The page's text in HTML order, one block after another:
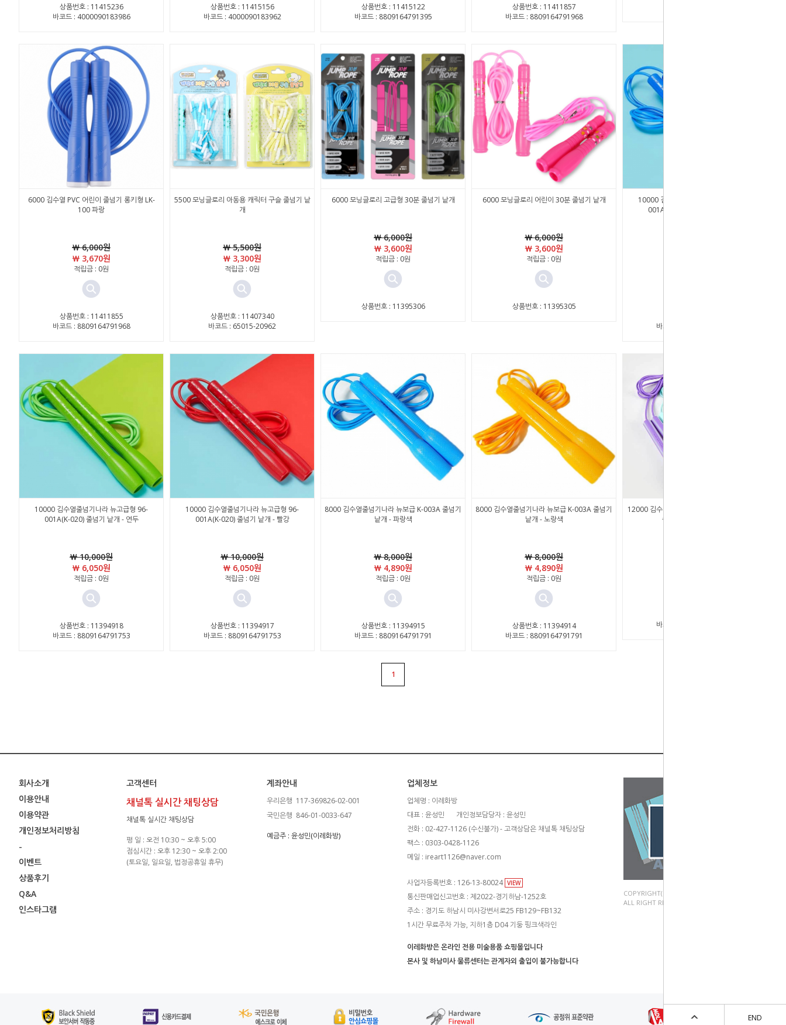
END
상품번호 : 11415236
바코드 : 4000090183986
상품번호 : 11415156
바코드 : 4000090183962
상품번호 : 11415122
바코드 : 8809164791395
상품번호 : 11411857
바코드 : 8809164791968
6000 김수열 PVC 어린이 줄넘기 롱키형 LK-
100 파랑
￦ 6,000원
￦ 3,670원
적립금 : 0원
상품번호 : 11411855
바코드 : 8809164791968
5500 모닝글로리 아동용 캐릭터 구슬 줄넘기 낱
개
￦ 5,500원
￦ 3,300원
적립금 : 0원
상품번호 : 11407340
바코드 : 65015-20962
6000 모닝글로리 고급형 30분 줄넘기 낱개
￦ 6,000원
￦ 3,600원
적립금 : 0원
상품번호 : 11395306
6000 모닝글로리 어린이 30분 줄넘기 낱개
￦ 6,000원
￦ 3,600원
적립금 : 0원
상품번호 : 11395305
10000 김수열줄넘기나라 뉴고급형 96-
001A(K-020) 줄넘기 낱개 - 파랑
바코드 : 8809164791753
10000 김수열줄넘기나라 뉴고급형 96-
001A(K-020) 줄넘기 낱개 - 연두
￦ 10,000원
￦ 6,050원
적립금 : 0원
상품번호 : 11394918
바코드 : 8809164791753
10000 김수열줄넘기나라 뉴고급형 96-
001A(K-020) 줄넘기 낱개 - 빨강
￦ 10,000원
￦ 6,050원
적립금 : 0원
상품번호 : 11394917
바코드 : 8809164791753
8000 김수열줄넘기나라 뉴보급 K-003A 줄넘기
낱개 - 파랑색
￦ 8,000원
￦ 4,890원
적립금 : 0원
상품번호 : 11394915
바코드 : 8809164791791
8000 김수열줄넘기나라 뉴보급 K-003A 줄넘기
낱개 - 노랑색
￦ 8,000원
￦ 4,890원
적립금 : 0원
상품번호 : 11394914
바코드 : 8809164791791
12000 김수열줄넘기나라 뉴골드플러스 K-515
줄넘기 낱개 - 색상선택
바코드 : 8809164791876
1
회사소개
이용안내
이용약관
개인정보처리방침
-
이벤트
상품후기
Q&A
인스타그램
고객센터
채널톡 실시간 채팅상담
채널톡 실시간 채팅상담
평 일 : 오전 10:30 ~ 오후 5:00
점심시간 : 오후 12:30 ~ 오후 2:00
(토요일, 일요일, 법정공휴일 휴무)
계좌안내
우리은행 117-369826-02-001
국민은행 846-01-0033-647
예금주 : 윤성민(이레화방)
업체정보
업체명 : 이레화방
대표 : 윤성민
개인정보담당자 : 윤성민
전화 : 02-427-1126 (수신불가) - 고객상담은 채널톡 채팅상담
팩스 : 0303-0428-1126
메일 : ireart1126@naver.com
사업자등록번호 : 126-13-80024 VIEW
통신판매업신고번호 : 제2022-경기하남-1252호
주소 : 경기도 하남시 미사강변서로25 FB129~FB132
1시간 무료주차 가능, 지하1층 D04 기둥 핑크색라인
이레화방은 온라인 전용 미술용품 쇼핑몰입니다
본사 및 하남미사 물류센터는 관계자외 출입이 불가능합니다
COPYRIGHT(C).2003~2024 이레화방
ALL RIGHT RESERVED.